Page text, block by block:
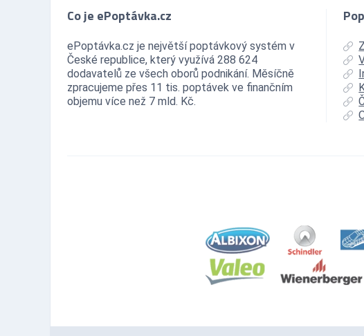
Co je ePoptávka.cz
ePoptávka.cz je největší poptávkový systém v
České republice, který využívá 288 624
dodavatelů ze všech oborů podnikání. Měsíčně
zpracujeme přes 11 tis. poptávek ve finančním
objemu více než 7 mld. Kč.